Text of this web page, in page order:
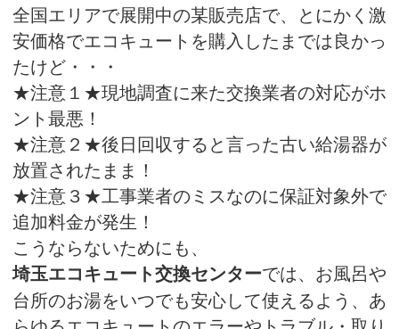
全国エリアで展開中の某販売店で、とにかく激
安価格でエコキュートを購入したまでは良かっ
たけど・・・
★注意１★現地調査に来た交換業者の対応がホ
ント最悪！
★注意２★後日回収すると言った古い給湯器が
放置されたまま！
★注意３★工事業者のミスなのに保証対象外で
追加料金が発生！
こうならないためにも、
埼玉エコキュート交換センターでは、お風呂や
台所のお湯をいつでも安心して使えるよう、あ